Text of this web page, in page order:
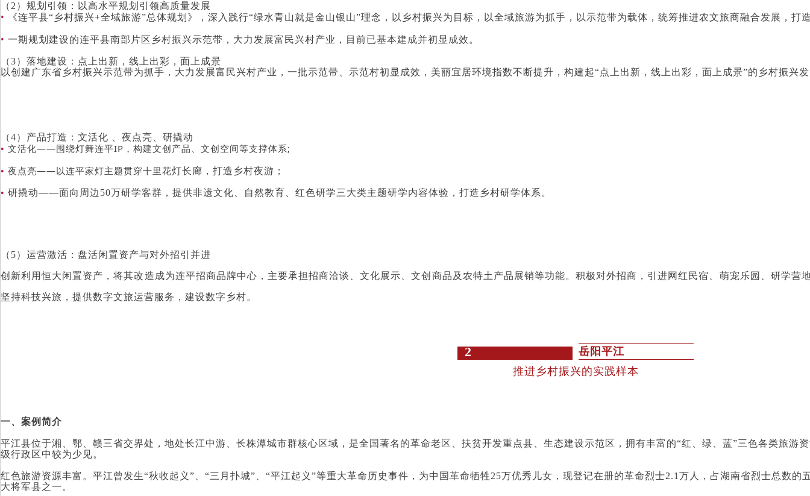
（2）规划引领：以高水平规划引领高质量发展
• 《连平县“乡村振兴+全域旅游”总体规划》，深入践行“绿水青山就是金山银山”理念，以乡村振兴为目标，以全域旅游为抓手，以示范带为载体，统筹推进农文旅商融合发展，打
• 一期规划建设的连平县南部片区乡村振兴示范带，大力发展富民兴村产业，目前已基本建成并初显 成效 。
（3）落地建设：点上出新，线上出彩，面上成景
以创建广东省乡村振兴示范带为抓手，大力发展富民兴村产业，一批示范带、示范村初显成效，美丽宜居环境指数不断提升，构建起“点上出新，线上出彩，面上成景”的乡村振兴
（4）产品打造：文活化 、夜点亮、研撬动
• 文活化——围绕灯舞连平IP，构建文创产品、文创空间等支撑体系;
• 夜点亮——以连平家灯主题贯穿十里花灯长廊，打造乡村夜游；
• 研撬动——面向周边50万研学客群，提供非遗文化、自然教育、红色研学三大类主题研学内容体验，打造乡村研学体系。
（5）运营激活：盘活闲置资产与对外招引并进
创新利用恒大闲置资产，将其改造成为连平招商品牌中心，主要承担招商洽谈、文化展示、文创商品及农特土产品展销等功能。积极对外招商，引进网红民宿、萌宠乐园、研学
坚持科技兴旅，提供数字文旅运营服务，建设数字乡村。
2
岳阳平江
推进乡村振兴的实践样本
一、案例简介
平江县位于湘、鄂、赣三省交界处，地处长江中游、长株潭城市群核心区域，是全国著名的革命老区、扶贫开发重点县、生态建设示范区，拥有丰富的“红、绿、蓝”三色各类旅游
级行政区中较为少见。
红色旅游资源丰富。平江曾发生“秋收起义”、“三月扑城”、“平江起义”等重大革命历史事件，为中国革命牺牲25万优秀儿女，现登记在册的革命烈士2.1万人，占湖南省烈士总数
大将军县之一。